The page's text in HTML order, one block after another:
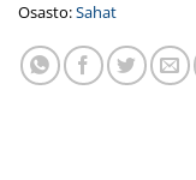
Osasto:Sahat